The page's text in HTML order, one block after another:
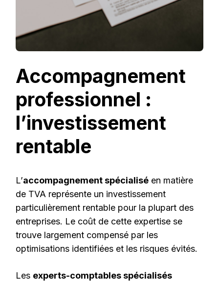
Accompagnement
professionnel :
l’investissement
rentable
L’accompagnement spécialisé en matière
de TVA représente un investissement
particulièrement rentable pour la plupart des
entreprises. Le coût de cette expertise se
trouve largement compensé par les
optimisations identifiées et les risques évités.
Les experts-comptables spécialisés